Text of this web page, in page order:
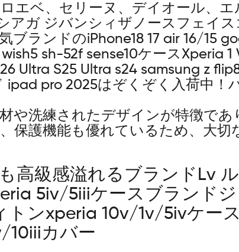
エベ、セリーヌ、デイオール、エ
アガ ジバンシィザノースフェイス
ランドのiPhone18 17 air 16/15
sh-52f sense10ケースXperia 1
Ultra S25 Ultra s24 samsung z
pro 2025はぞくぞく入荷中！
や洗練されたデザインが特徴で
保護機能も優れているため、大切
高級感溢れるブランドLv
5iv/5iiiケースブランド
トンxperia 10v/1v/5ivケー
10iiiカバー